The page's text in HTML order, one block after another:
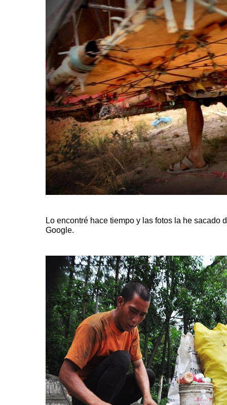
Lo encontré hace tiempo y las fotos la he sacado
Google.